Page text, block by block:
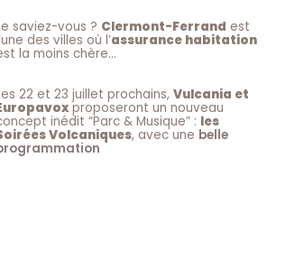
saviez-vous ? Clermont-Ferrand est
des villes où l’assurance habitation
la moins chère…
22 et 23 juillet prochains, Vulcania et
proposeront un nouveau
inédit “Parc & Musique” : les
Volcaniques, avec une belle